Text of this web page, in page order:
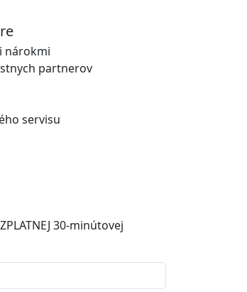
nárokmi
partnerov
servisu
30-minútovej